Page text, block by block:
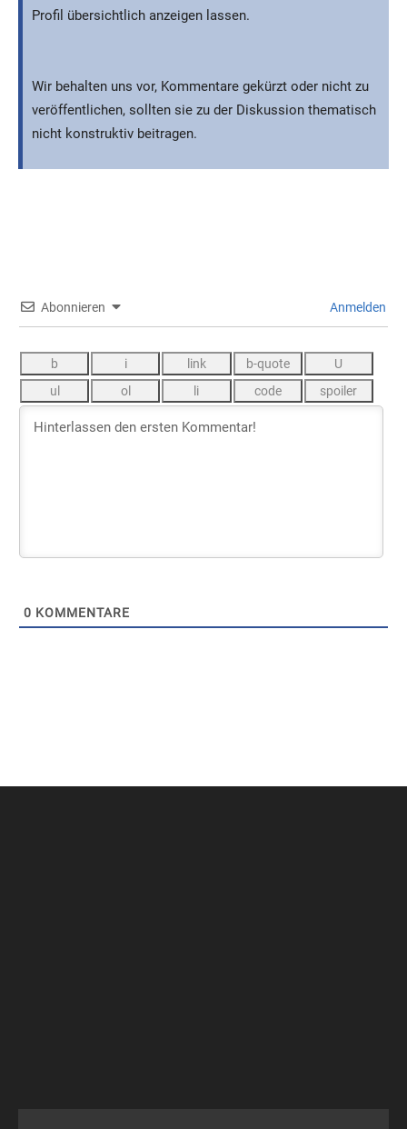
Profil übersichtlich anzeigen lassen.
Wir behalten uns vor, Kommentare gekürzt oder nicht zu
veröffentlichen, sollten sie zu der Diskussion thematisch
nicht konstruktiv beitragen.
Abonnieren Anmelden
0 KOMMENTARE